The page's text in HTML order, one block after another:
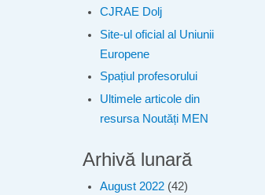
CJRAE Dolj
Site-ul oficial al Uniunii
Europene
Spațiul profesorului
Ultimele articole din
resursa Noutăți MEN
Arhivă lunară
August 2022 (42)